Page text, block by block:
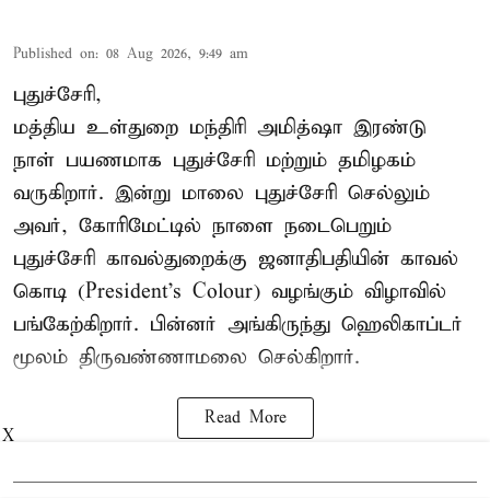
Published on: 08 Aug 2026, 9:49 am
புதுச்சேரி,
மத்திய உள்துறை மந்திரி அமித்ஷா இரண்டு
நாள் பயணமாக புதுச்சேரி மற்றும் தமிழகம்
வருகிறார். இன்று மாலை புதுச்சேரி செல்லும்
அவர், கோரிமேட்டில் நாளை நடைபெறும்
புதுச்சேரி காவல்துறைக்கு ஜனாதிபதியின் காவல்
கொடி (President's Colour) வழங்கும் விழாவில்
பங்கேற்கிறார். பின்னர் அங்கிருந்து ஹெலிகாப்டர்
மூலம் திருவண்ணாமலை செல்கிறார்.
Read More
X